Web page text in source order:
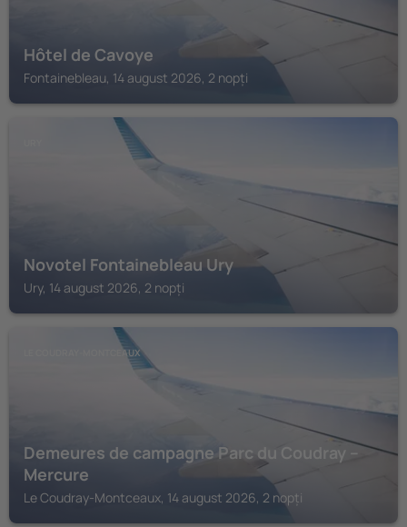
Hôtel de Cavoye
Fontainebleau, 14 august 2026, 2 nopți
Novotel Fontainebleau Ury
Ury, 14 august 2026, 2 nopți
LE COUDRAY-MONTCEAUX
Demeures de campagne Parc du Coudray –
Mercure
Le Coudray-Montceaux, 14 august 2026, 2 nopți